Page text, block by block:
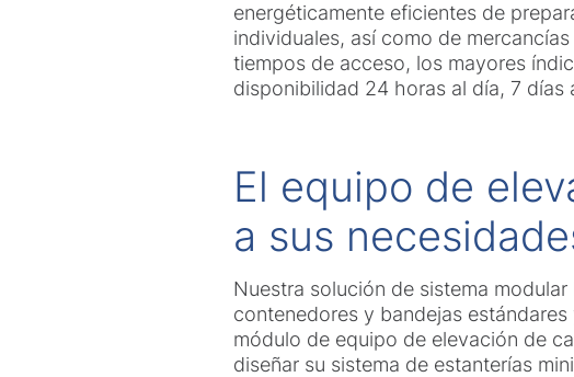
energéticamente eficientes de
individuales, así como de
tiempos de acceso, los mayores
disponibilidad 24 horas al día, 7 días
El equipo de
a sus
Nuestra solución de sistema
contenedores y bandejas
módulo de equipo de elevación de
diseñar su sistema de estanterías